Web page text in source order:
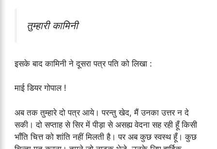
तुम्हारी कामिनी
इसके बाद कामिनी ने दूसरा पत्र पति को लिखा :
माई डियर गोपाल !
अब तक तुम्हारे दो पत्र आये। परन्तु खेद, मैं उनका उत्तर न दे
सकी। दो सप्ताह से सिर में पीड़ा से असह्य वेदना सह रही हूँ किसी
भाँति चित्त को शांति नहीं मिलती है। पर अब कुछ स्वस्थ हूँ। कुछ